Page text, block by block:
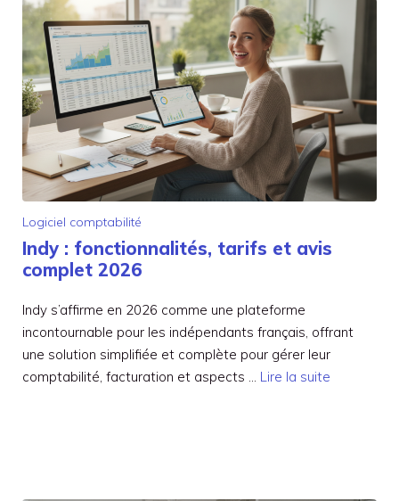
Logiciel comptabilité
Indy : fonctionnalités, tarifs et avis
complet 2026
Indy s’affirme en 2026 comme une plateforme
incontournable pour les indépendants français, offrant
une solution simplifiée et complète pour gérer leur
comptabilité, facturation et aspects … Lire la suite